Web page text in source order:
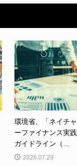
環境省、「ネイチャ
ーファイナンス実践
ガイドライン（...
2026.07.29